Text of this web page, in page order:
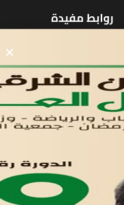
روابط مفيدة
لوحه التحكم
اتصل بنا